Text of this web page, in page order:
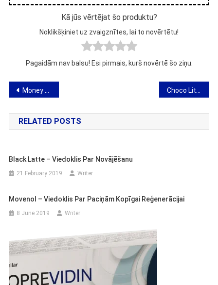
Kā jūs vērtējat šo produktu?
Noklikšķiniet uz zvaigznītes, lai to novērtētu!
Pagaidām nav balsu! Esi pirmais, kurš novērtē šo ziņu.
Post
navigation
Money Amulet – viedoklis par amuletu par veiksmi
RELATED POSTS
Black Latte – Viedoklis Par Novājēšanu
21 February 2019 Writer
Movenol – Viedoklis Par Paciņām Kopīgai Reģenerācijai
8 June 2019 Writer